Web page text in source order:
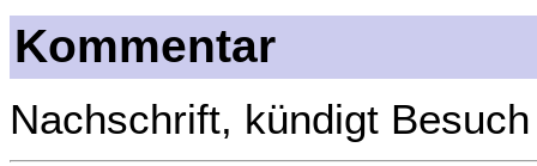
Kommentar
Nachschrift, kündigt